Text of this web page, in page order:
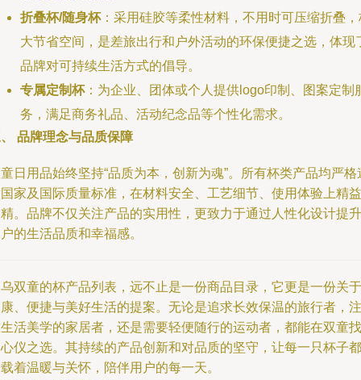
折叠杯/随身杯：采用硅胶等柔性材料，不用时可压缩折叠，
大节省空间，是差旅出行和户外活动的环保便捷之选，体现
品牌对可持续生活方式的倡导。
专属定制杯：为企业、团体或个人提供logo印制、图案定制
务，满足商务礼品、活动纪念品等个性化需求。
品牌理念与品质保障
日用品始终坚持“品质为本，创新为魂”。所有杯类产品均严格
家及国际质量标准，在材料安全、工艺细节、使用体验上精益
。品牌不仅关注产品的实用性，更致力于通过人性化设计提升
的生活品质和幸福感。
双童的杯产品列表，远不止是一份商品目录，它更是一份关于
、便捷与美好生活的提案。无论是追求长效保温的旅行者，注
活美学的家居者，还是需要轻便随行的运动者，都能在双童找
仪之选。其持续的产品创新和对品质的坚守，让每一只杯子都
着温暖与关怀，陪伴用户的每一天。